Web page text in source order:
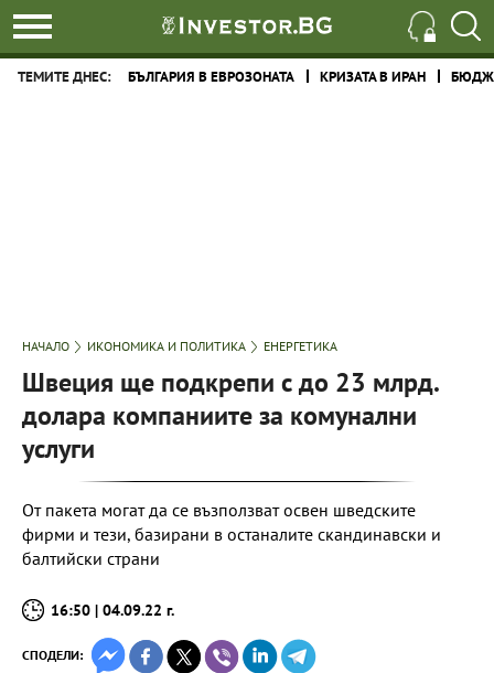
ТЕМИТЕ ДНЕС: БЪЛГАРИЯ В ЕВРОЗОНАТА КРИЗАТА В ИРАН
НАЧАЛО ИКОНОМИКА И ПОЛИТИКА ЕНЕРГЕТИКА
Швеция ще подкрепи с до 23 млрд.
долара компаниите за комунални
услуги
От пакета могат да се възползват освен шведските
фирми и тези, базирани в останалите скандинавски и
балтийски страни
16:50 | 04.09.22 г.
СПОДЕЛИ: